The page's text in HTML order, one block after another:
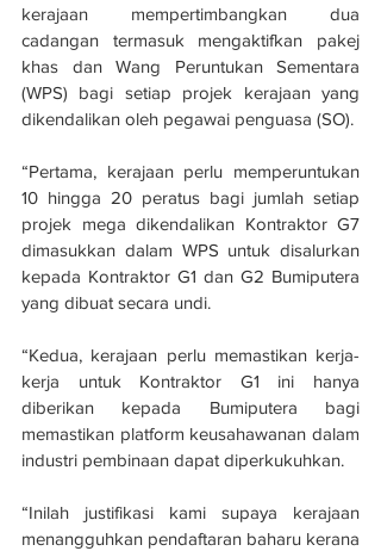
kerajaan mempertimbangkan dua
cadangan termasuk mengaktifkan pakej
khas dan Wang Peruntukan Sementara
(WPS) bagi setiap projek kerajaan yang
dikendalikan oleh pegawai penguasa (SO).
“Pertama, kerajaan perlu memperuntukan
10 hingga 20 peratus bagi jumlah setiap
projek mega dikendalikan Kontraktor G7
dimasukkan dalam WPS untuk disalurkan
kepada Kontraktor G1 dan G2 Bumiputera
yang dibuat secara undi.
“Kedua, kerajaan perlu memastikan kerja-
kerja untuk Kontraktor G1 ini hanya
diberikan kepada Bumiputera bagi
memastikan platform keusahawanan dalam
industri pembinaan dapat diperkukuhkan.
“Inilah justifikasi kami supaya kerajaan
menangguhkan pendaftaran baharu kerana